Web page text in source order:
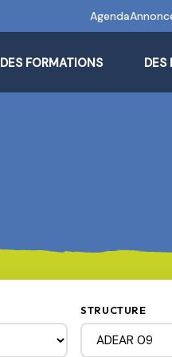
Agenda
DES FORMATIONS DES
STRUCTURE